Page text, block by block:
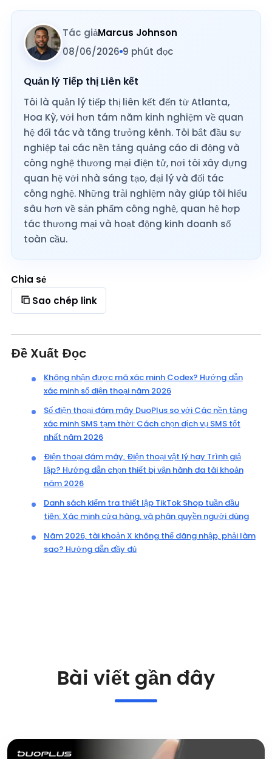
Tác giảMarcus Johnson
08/06/2026 9 phút đọc
Quản lý Tiếp thị Liên kết
Tôi là quản lý tiếp thị liên kết đến từ Atlanta,
Hoa Kỳ, với hơn tám năm kinh nghiệm về quan
hệ đối tác và tăng trưởng kênh. Tôi bắt đầu sự
nghiệp tại các nền tảng quảng cáo di động và
công nghệ thương mại điện tử, nơi tôi xây dựng
quan hệ với nhà sáng tạo, đại lý và đối tác
công nghệ. Những trải nghiệm này giúp tôi hiểu
sâu hơn về sản phẩm công nghệ, quan hệ hợp
tác thương mại và hoạt động kinh doanh số
toàn cầu.
Chia sẻ
Sao chép link
Đề Xuất Đọc
Không nhận được mã xác minh Codex? Hướng dẫn
xác minh số điện thoại năm 2026
Số điện thoại đám mây DuoPlus so với Các nền tảng
xác minh SMS tạm thời: Cách chọn dịch vụ SMS tốt
nhất năm 2026
Điện thoại đám mây, Điện thoại vật lý hay Trình giả
lập? Hướng dẫn chọn thiết bị vận hành đa tài khoản
năm 2026
Danh sách kiểm tra thiết lập TikTok Shop tuần đầu
tiên: Xác minh cửa hàng, và phân quyền người dùng
Năm 2026, tài khoản X không thể đăng nhập, phải làm
sao? Hướng dẫn đầy đủ
Bài viết gần đây